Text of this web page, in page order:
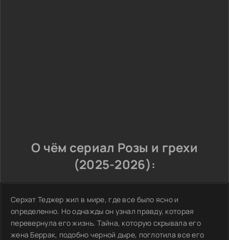
О чём сериал Розы и грехи
(2025-2026):
Серхат Теджер жил в мире, где все было ясно и
определенно. Но однажды он узнал правду, которая
перевернула его жизнь. Тайна, которую скрывала его
жена Беррак, подобно черной дыре, поглотила все его